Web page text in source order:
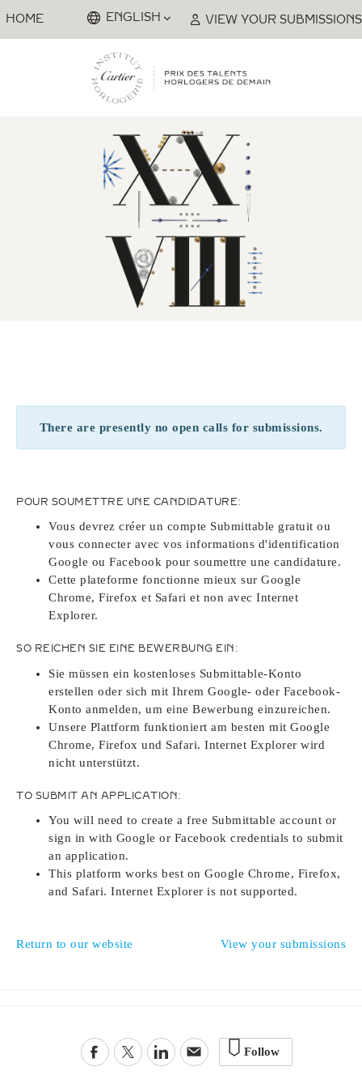
HOME ENGLISH VIEW YOUR SUBMISSIONS
There are presently no open calls for submissions.
POUR SOUMETTRE UNE CANDIDATURE:
Vous devrez créer un compte Submittable gratuit ou
vous connecter avec vos informations d'identification
Google ou Facebook pour soumettre une candidature.
Cette plateforme fonctionne mieux sur Google
Chrome, Firefox et Safari et non avec Internet
Explorer.
SO REICHEN SIE EINE BEWERBUNG EIN:
Sie müssen ein kostenloses Submittable-Konto
erstellen oder sich mit Ihrem Google- oder Facebook-
Konto anmelden, um eine Bewerbung einzureichen.
Unsere Plattform funktioniert am besten mit Google
Chrome, Firefox und Safari. Internet Explorer wird
nicht unterstützt.
TO SUBMIT AN APPLICATION:
You will need to create a free Submittable account or
sign in with Google or Facebook credentials to submit
an application.
This platform works best on Google Chrome, Firefox,
and Safari. Internet Explorer is not supported.
Return to our website View your submissions
Follow